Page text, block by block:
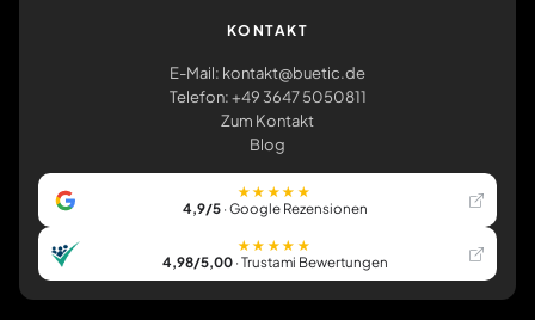
KONTAKT
E-Mail: kontakt@buetic.de
Telefon: +49 3647 5050811
Zum Kontakt
Blog
★★★★★
4,9/5· Google Rezensionen
★★★★★
4,98/5,00· Trustami Bewertungen